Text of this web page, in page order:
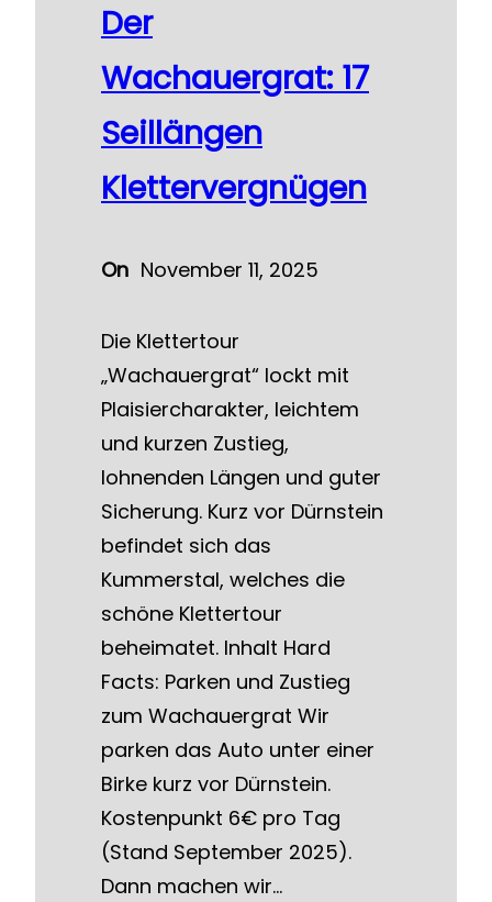
Der
Wachauergrat: 17
Seillängen
Klettervergnügen
On November 11, 2025
Die Klettertour
„Wachauergrat“ lockt mit
Plaisiercharakter, leichtem
und kurzen Zustieg,
lohnenden Längen und guter
Sicherung. Kurz vor Dürnstein
befindet sich das
Kummerstal, welches die
schöne Klettertour
beheimatet. Inhalt Hard
Facts: Parken und Zustieg
zum Wachauergrat Wir
parken das Auto unter einer
Birke kurz vor Dürnstein.
Kostenpunkt 6€ pro Tag
(Stand September 2025).
Dann machen wir…